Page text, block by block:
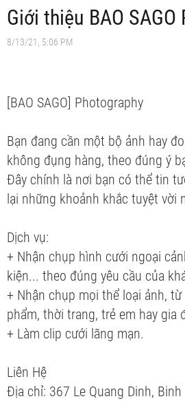
Giới thiệu BAO
8/13/21, 5:06 PM
[BAO SAGO] Photography
Bạn đang cần một bộ ảnh hay
không đụng hàng, theo đúng ý
Đây chính là nơi bạn có thể tin
lại những khoảnh khắc tuyệt vời
Dịch vụ:
+ Nhận chụp hình cưới ngoại
kiện... theo đúng yêu cầu của
+ Nhận chụp mọi thể loại ảnh,
phẩm, thời trang, trẻ em hay gia
+ Làm clip cưới lãng mạn.
Liên Hệ
Địa chỉ: 367 Le Quang Dinh, Binh